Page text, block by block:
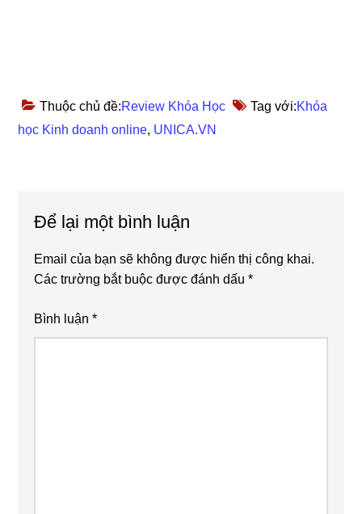
Thuộc chủ đề:Review Khóa Học Tag với:Khóa
học Kinh doanh online, UNICA.VN
Interactions
Để lại một bình luận
Email của bạn sẽ không được hiển thị công khai.
Các trường bắt buộc được đánh dấu*
Bình luận*